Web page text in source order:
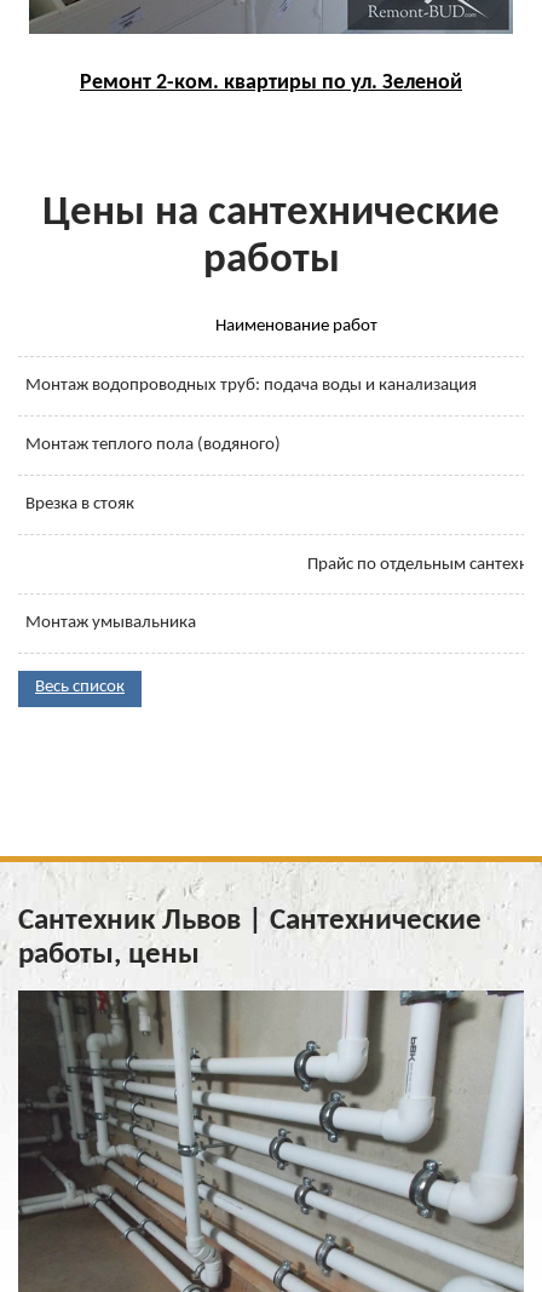
Ремонт 2-ком. квартиры по ул. Зеленой
Цены на сантехнические
работы
Наименование работ
Монтаж водопроводных труб: подача воды и канализация
Монтаж теплого пола (водяного)
Врезка в стояк
Прайс по отдельным
Монтаж умывальника
Весь список
Сантехник Львов | Сантехнические
работы, цены